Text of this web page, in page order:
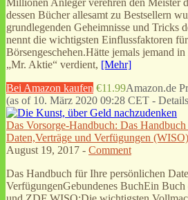
dessen Bücher allesamt zu Bestsellern
grundlegenden Geheimnisse und Tricks
nennt die wichtigsten Einflussfaktoren
Börsengeschehen.Hätte jemals jemand
„Mr. Aktie“ verdient, [Mehr]
Bei Amazon kaufen €11.99Amazon.de
(as of 10. März 2020 09:28 CET - Details
Das Vorsorge-Handbuch: Das
Daten,Verträge und Verfügungen (WISO)
August 19, 2017 - Comment
Das Handbuch für Ihre persönlichen
VerfügungenGebundenes BuchEin Buch